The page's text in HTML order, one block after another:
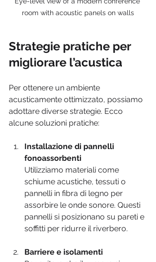
room with acoustic panels on walls
Strategie pratiche per
migliorare l’acustica
Per ottenere un ambiente
acusticamente ottimizzato, possiamo
adottare diverse strategie. Ecco
alcune soluzioni pratiche:
Installazione di pannelli
fonoassorbenti
Utilizziamo materiali come
schiume acustiche, tessuti o
pannelli in fibra di legno per
assorbire le onde sonore. Questi
pannelli si posizionano su pareti e
soffitti per ridurre il riverbero.
Barriere e isolamenti